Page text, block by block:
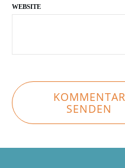
WEBSITE
KOMMENTAR
SENDEN